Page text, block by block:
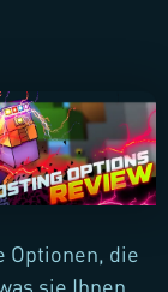
die
sie Ihnen